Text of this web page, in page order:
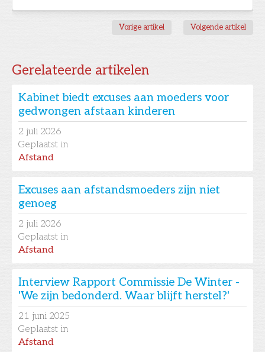
Vorige artikel Volgende artikel
Gerelateerde artikelen
Kabinet biedt excuses aan moeders voor
gedwongen afstaan kinderen
2 juli 2026
Geplaatst in
Afstand
Excuses aan afstandsmoeders zijn niet
genoeg
2 juli 2026
Geplaatst in
Afstand
Interview Rapport Commissie De Winter -
'We zijn bedonderd. Waar blijft herstel?'
21 juni 2025
Geplaatst in
Afstand